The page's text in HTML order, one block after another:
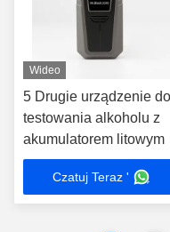
Wideo
5 Drugie urządzenie do
testowania alkoholu z
akumulatorem litowym
Czatuj Teraz '